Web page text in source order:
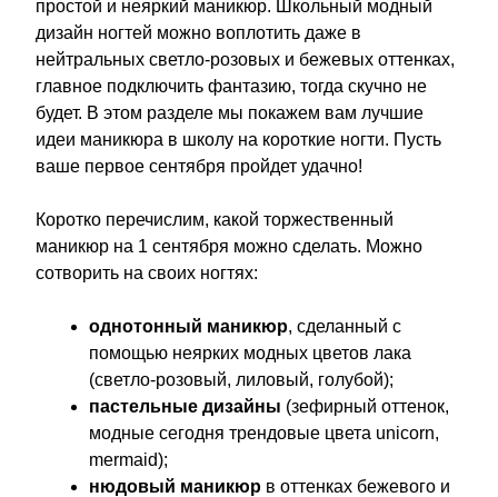
простой и неяркий маникюр. Школьный модный
дизайн ногтей можно воплотить даже в
нейтральных светло-розовых и бежевых оттенках,
главное подключить фантазию, тогда скучно не
будет. В этом разделе мы покажем вам лучшие
идеи маникюра в школу на короткие ногти. Пусть
ваше первое сентября пройдет удачно!
Коротко перечислим, какой торжественный
маникюр на 1 сентября можно сделать. Можно
сотворить на своих ногтях:
однотонный маникюр, сделанный с
помощью неярких модных цветов лака
(светло-розовый, лиловый, голубой);
пастельные дизайны (зефирный оттенок,
модные сегодня трендовые цвета unicorn,
mermaid);
нюдовый маникюр в оттенках бежевого и